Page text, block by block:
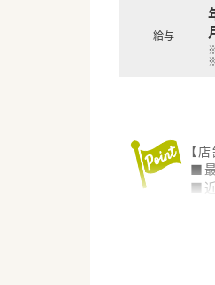
給与
【
■
■
■
■